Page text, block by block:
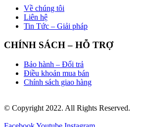
Về chúng tôi
Liên hệ
Tin Tức – Giải pháp
CHÍNH SÁCH – HỖ TRỢ
Bảo hành – Đổi trả
Điều khoản mua bán
Chính sách giao hàng
© Copyright 2022. All Rights Reserved.